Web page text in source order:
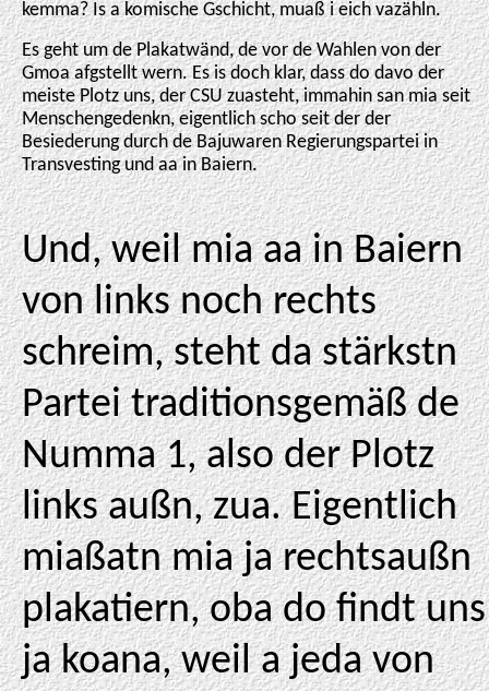
kemma? Is a komische Gschicht, muaß i eich vazähln.
Es geht um de Plakatwänd, de vor de Wahlen von der
Gmoa afgstellt wern. Es is doch klar, dass do davo der
meiste Plotz uns, der CSU zuasteht, immahin san mia seit
Menschengedenkn, eigentlich scho seit der der
Besiederung durch de Bajuwaren Regierungspartei in
Transvesting und aa in Baiern.
Und, weil mia aa in Baiern
von links noch rechts
schreim, steht da stärkstn
Partei traditionsgemäß de
Numma 1, also der Plotz
links außn, zua. Eigentlich
miaßatn mia ja rechtsaußn
plakatiern, oba do findt uns
ja koana, weil a jeda von